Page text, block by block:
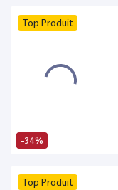
-34%
Top Produit
Top Produit